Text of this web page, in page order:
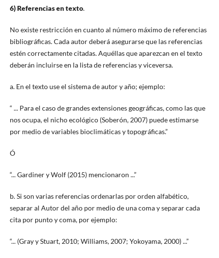
6) Referencias en texto.
No existe restricción en cuanto al número máximo de referencias
bibliográficas. Cada autor deberá asegurarse que las referencias
estén correctamente citadas. Aquéllas que aparezcan en el texto
deberán incluirse en la lista de referencias y viceversa.
a. En el texto use el sistema de autor y año; ejemplo:
“ ... Para el caso de grandes extensiones geográficas, como las que
nos ocupa, el nicho ecológico (Soberón, 2007) puede estimarse
por medio de variables bioclimáticas y topográficas.”
Ó
“... Gardiner y Wolf (2015) mencionaron ...”
b. Si son varias referencias ordenarlas por orden alfabético,
separar al Autor del año por medio de una coma y separar cada
cita por punto y coma, por ejemplo:
“... (Gray y Stuart, 2010; Williams, 2007; Yokoyama, 2000) ...”